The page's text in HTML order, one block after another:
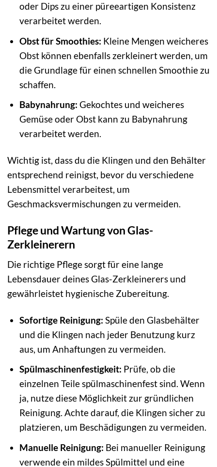
oder Dips zu einer püreeartigen Konsistenz
verarbeitet werden.
Obst für Smoothies: Kleine Mengen weicheres
Obst können ebenfalls zerkleinert werden, um
die Grundlage für einen schnellen Smoothie zu
schaffen.
Babynahrung: Gekochtes und weicheres
Gemüse oder Obst kann zu Babynahrung
verarbeitet werden.
Wichtig ist, dass du die Klingen und den Behälter
entsprechend reinigst, bevor du verschiedene
Lebensmittel verarbeitest, um
Geschmacksvermischungen zu vermeiden.
Pflege und Wartung von Glas-
Zerkleinerern
Die richtige Pflege sorgt für eine lange
Lebensdauer deines Glas-Zerkleinerers und
gewährleistet hygienische Zubereitung.
Sofortige Reinigung: Spüle den Glasbehälter
und die Klingen nach jeder Benutzung kurz
aus, um Anhaftungen zu vermeiden.
Spülmaschinenfestigkeit: Prüfe, ob die
einzelnen Teile spülmaschinenfest sind. Wenn
ja, nutze diese Möglichkeit zur gründlichen
Reinigung. Achte darauf, die Klingen sicher zu
platzieren, um Beschädigungen zu vermeiden.
Manuelle Reinigung: Bei manueller Reinigung
verwende ein mildes Spülmittel und eine